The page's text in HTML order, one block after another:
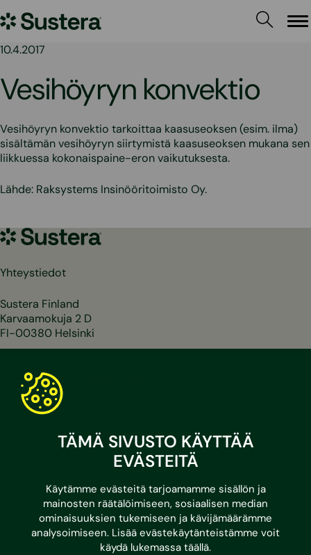
TÄMÄ SIVUSTO KÄYTTÄÄ
EVÄSTEITÄ
Käytämme evästeitä tarjoamamme sisällön ja
mainosten räätälöimiseen, sosiaalisen median
ominaisuuksien tukemiseen ja kävijämäärämme
analysoimiseen. Lisää evästekäytänteistämme voit
käydä lukemassa täällä.
sisältöön
Sustera
10.4.2017
Vesihöyryn konvektio
Vesihöyryn konvektio tarkoittaa kaasuseoksen (esim. ilma)
sisältämän vesihöyryn siirtymistä kaasuseoksen mukana sen
liikkuessa kokonaispaine-eron vaikutuksesta.
Lähde: Raksystems Insinööritoimisto Oy.
Sustera
Yhteystiedot
Sustera Finland
Karvaamokuja 2 D
FI-00380 Helsinki
asiakaspalvelu@sustera.com
Puhelut 030/010-alkuisiin numeroihin hinnoitellaan
soittavan operaattorin mukaan.
LinkedInFacebook
Instagram
Youtube